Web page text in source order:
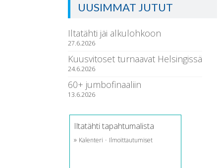
UUSIMMAT JUTUT
Iltatähti jäi alkulohkoon
27.6.2026
Kuusvitoset turnaavat Helsingissä
24.6.2026
60+ jumbofinaaliin
13.6.2026
Iltatähti tapahtumalista
» Kalenteri · Ilmoittautumiset